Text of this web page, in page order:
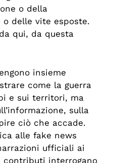
o della
delle vite esposte.
qui, da questa
insieme
come la guerra
e sui territori, ma
sulla
ciò che accade.
alle fake news
ufficiali ai
contributi interrogano